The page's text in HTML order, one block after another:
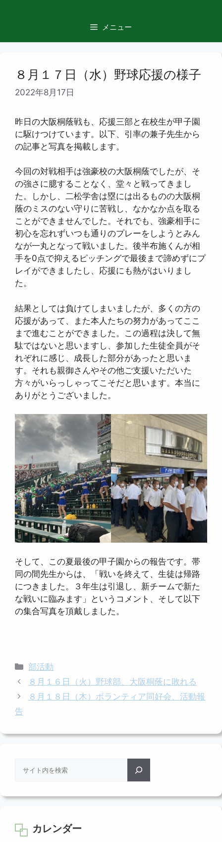
ン
メニュー
８月１７日（水）野球応援の様子
2022年8月17日
昨日の大阪桐蔭戦も、応援三部と在校生が甲子園
に駆けつけています。以下、引率の兼子先生から
の記事と写真を掲載します。
今回の対戦相手は強豪校の大阪桐蔭でしたが、そ
の強さに臆することなく、堂々と戦ってきまし
た。しかし、二松学舎は塁には出るものの大阪桐
蔭のミスのない守りに苦戦し、なかなか点を取る
ことができませんでした。それでも、強豪相手に
初心を忘れずいつも通りのプレーをしようとみん
なが一丸となって戦いました。後半布施くんが相
手を0点で抑えるピッチングで最後まで諦めずにプ
レイができましたし、応援にも熱がはいりまし
た。
結果としては負けてしまいましたが、多くの方の
応援があって、また本人たちの努力があってここ
まで進むことができました。この過程は決して無
駄ではないと思いますし、参加した生徒全員がそ
れぞれに感じ、成長した部分があったと思いま
す。それも親御さんやその他ご支援いただいた
方々がいらっしゃってこそだと思います。本当に
ありがとうございました。
そして、この夏最後の甲子園からの報告です。帯
同の間先生からは、「戦いを終えて、生徒は帰路
につきました。３年生は引退し、新チームで新た
な戦いに臨みます」というコメント、そして以下
の集合写真を頂戴しました。
カ
テ
リ
部活動
８月１６日（火）野球部、大阪桐蔭に敗れる
８月１８日（木）ボランティア同好会、活動報
告
カレンダー